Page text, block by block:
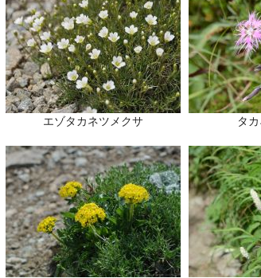
エゾタカネツメクサ タ